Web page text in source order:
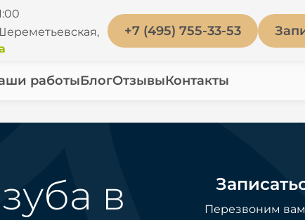
+7 (495) 755-33-53
работыБлогОтзывыКонтакты
в
Перезвоним вам